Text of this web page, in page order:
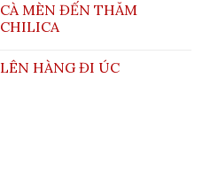
CÀ MÈN ĐẾN THĂM
CHILICA
LÊN HÀNG ĐI ÚC